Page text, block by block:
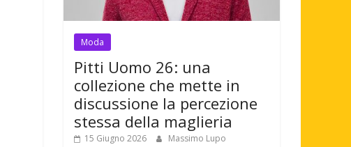
Moda
Pitti Uomo 26: una
collezione che mette in
discussione la percezione
stessa della maglieria
15 Giugno 2026 Massimo Lupo